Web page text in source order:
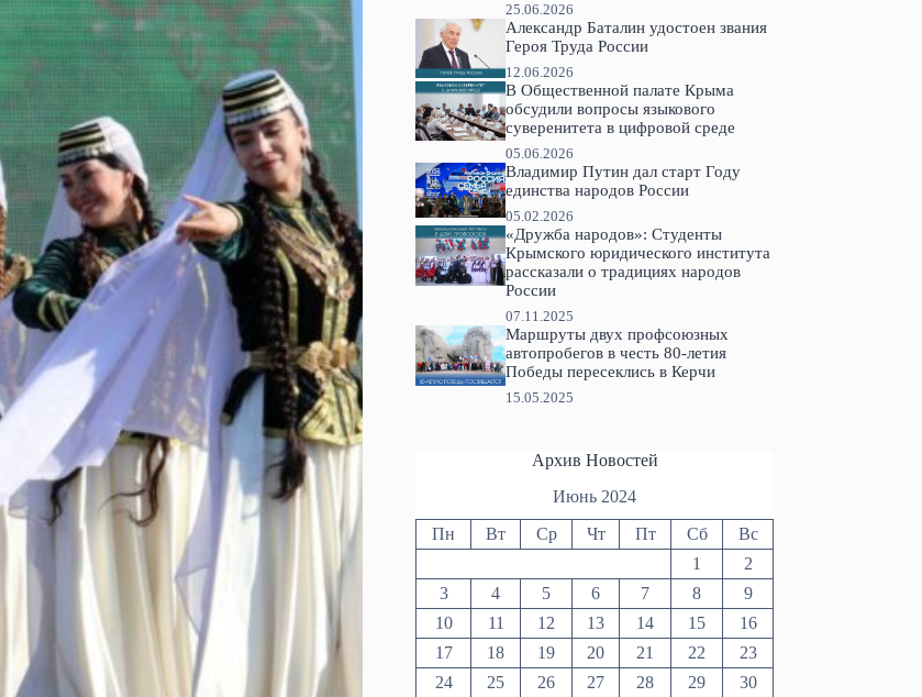
25.06.2026
Александр Баталин удостоен звания
Героя Труда России
12.06.2026
В Общественной палате Крыма
обсудили вопросы языкового
суверенитета в цифровой среде
05.06.2026
Владимир Путин дал старт Году
единства народов России
05.02.2026
«Дружба народов»: Студенты
Крымского юридического института
рассказали о традициях народов
России
07.11.2025
Маршруты двух профсоюзных
автопробегов в честь 80-летия
Победы пересеклись в Керчи
15.05.2025
Архив Новостей
Июнь 2024
Пн Вт Ср Чт Пт Сб
Вс
1
2
3
4 5 6 7 8
9
10
11 12 13 14 15
16
17
18 19 20 21 22
23
24
25 26 27 28 29
30